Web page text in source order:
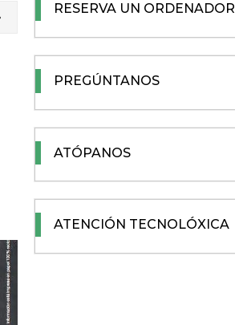
RESERVA UN ORDENADOR
PREGÚNTANOS
ATÓPANOS
ATENCIÓN TECNOLÓXICA